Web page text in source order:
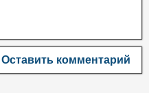
Оставить комментарий